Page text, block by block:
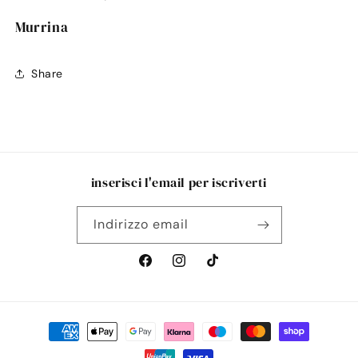
Murrina
Share
inserisci l'email per iscriverti
Indirizzo email
FacebookInstagramTikTok
Metodi